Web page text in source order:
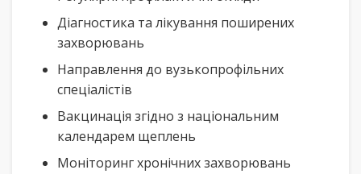
Діагностика та лікування поширених
захворювань
Направлення до вузькопрофільних
спеціалістів
Вакцинація згідно з національним
календарем щеплень
Моніторинг хронічних захворювань